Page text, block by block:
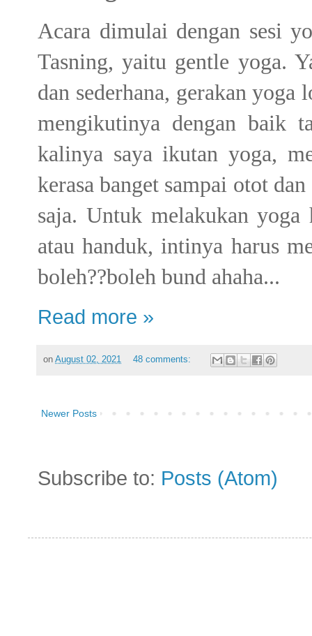
Acara dimulai dengan sesi
Tasning, yaitu gentle yoga.
dan sederhana, gerakan
mengikutinya dengan baik
kalinya saya ikutan yoga,
kerasa banget sampai otot
saja. Untuk melakukan yoga
atau handuk, intinya harus
boleh??boleh bund ahaha...
Read more »
on August 02, 2021 48 comments:
Newer Posts
Subscribe to: Posts (Atom)